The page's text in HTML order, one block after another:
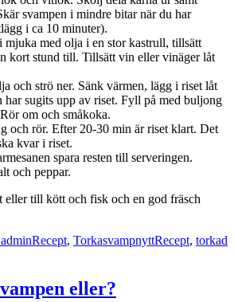
svampen i mindre bitar när du har
i ca 10 minuter).
mjuka med olja i en stor kastrull, tillsätt
kort stund till. Tillsätt vin eller vinäger låt
och strö ner. Sänk värmen, lägg i riset låt
har sugits upp av riset. Fyll på med buljong
om och småkoka.
och rör. Efter 20-30 min är riset klart. Det
kvar i riset.
spara resten till serveringen.
och peppar.
eller till kött och fisk och en god fräsch
Författare
adminKategorier
Recept, TorkasvampnyttTaggar
Recept, torkad
eller?